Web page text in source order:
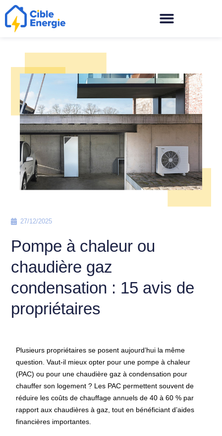
27/12/2025
Pompe à chaleur ou
chaudière gaz
condensation : 15 avis de
propriétaires
Plusieurs propriétaires se posent aujourd’hui la même
question. Vaut-il mieux opter pour une pompe à chaleur
(PAC) ou pour une chaudière gaz à condensation pour
chauffer son logement ? Les PAC permettent souvent de
réduire les coûts de chauffage annuels de 40 à 60 % par
rapport aux chaudières à gaz, tout en bénéficiant d’aides
financières importantes.